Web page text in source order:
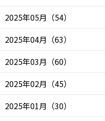
2025年05月 （54）
2025年04月 （63）
2025年03月 （60）
2025年02月 （45）
2025年01月 （30）